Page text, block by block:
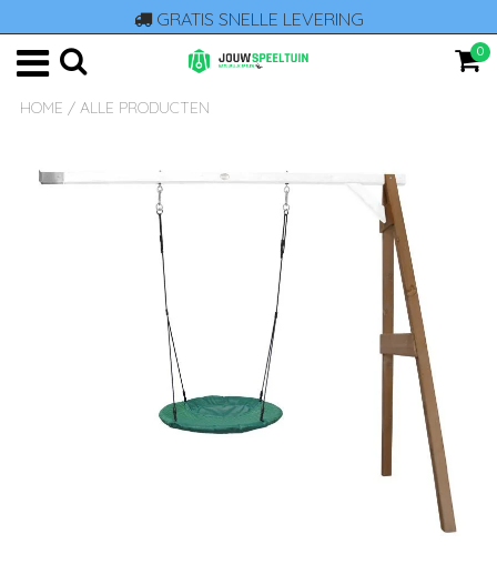
GRATIS SNELLE LEVERING
0
HOME / ALLE PRODUCTEN